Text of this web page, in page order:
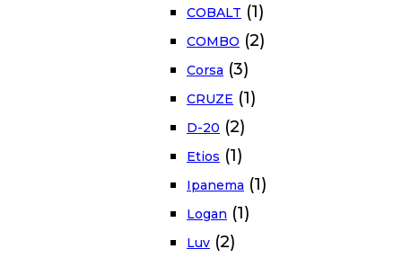
COBALT (1)
COMBO (2)
Corsa (3)
CRUZE (1)
D-20 (2)
Etios (1)
Ipanema (1)
Logan (1)
Luv (2)